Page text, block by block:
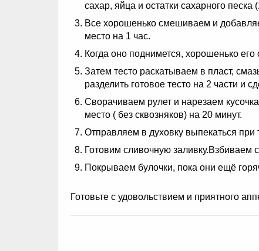
сахар, яйца и остатки сахарного песка
Все хорошенько смешиваем и
место на 1 час.
Когда оно поднимется, хорошенько
Затем тесто раскатываем в пласт,
разделить готовое тесто на 2 части и
Сворачиваем рулет и нарезаем
место ( без сквозняков) на 20 минут.
Отправляем в духовку выпекаться при
Готовим сливочную заливку.Взбиваем
Покрываем булочки, пока они ещё
Готовьте с удовольствием и приятного